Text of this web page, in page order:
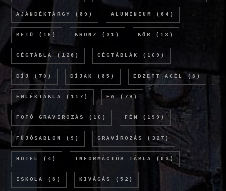
AJÁNDÉKTÁRGY (89) ALUMÍNIUM (64)
BETŰ (10) BRONZ (31) BŐR (13)
CÉGTÁBLA (126) CÉGTÁBLÁK (109)
DÍJ (70) DÍJAK (85) EDZETT ACÉL (6)
EMLÉKTÁBLA (117) FA (79)
FOTÓ GRAVÍROZÁS (10) FÉM (199)
FÚJÓSABLON (9) GRAVÍROZÁS (327)
HOTEL (4) INFORMÁCIÓS TÁBLA (83)
ISKOLA (6) KIVÁGÁS (52)